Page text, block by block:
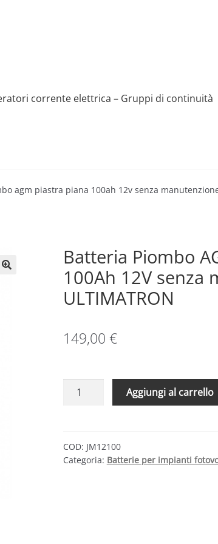
corrente elettrica – Gruppi di continuità
Produttori Sample Page Shop
agm piastra piana 100ah 12v senza
Batteria Piombo
100Ah 12V senza
ULTIMATRON
149,00 €
Batteria
piana
100Ah
Aggiungi al carrello
COD: JM12100
Categoria: Batterie per impianti